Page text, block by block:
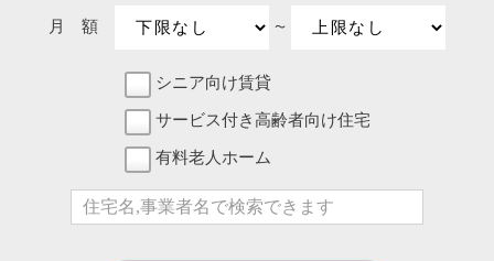
月 額 〜
シニア向け賃貸
サービス付き高齢者向け住宅
有料老人ホーム